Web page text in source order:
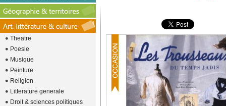
Theatre
Poesie
Musique
Peinture
Religion
Litterature generale
Droit & sciences politiques